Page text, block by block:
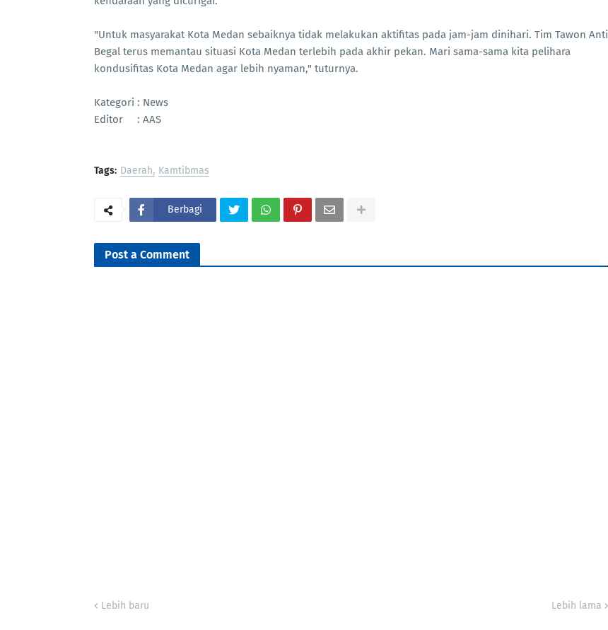
"Untuk masyarakat Kota Medan sebaiknya tidak melakukan aktifitas pada jam-jam dinihari. Tim Tawon Anti
Begal terus memantau situasi Kota Medan terlebih pada akhir pekan. Mari sama-sama kita pelihara
kondusifitas Kota Medan agar lebih nyaman," tuturnya.
Kategori : News
Editor : AAS
Tags: Daerah Kamtibmas
Berbagi
Post a Comment
Lebih baru Lebih lama